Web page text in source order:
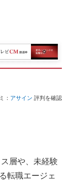
： アサイン 評判を確認
層や、未経験
転職エージェ